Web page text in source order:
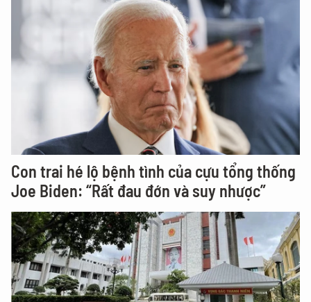
Con trai hé lộ bệnh tình của cựu tổng thống
Joe Biden: “Rất đau đớn và suy nhược”